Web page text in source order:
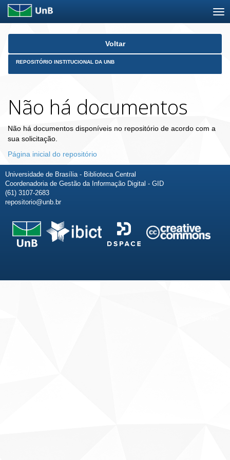
Skip
Voltar
REPOSITÓRIO INSTITUCIONAL DA UNB
Não há documentos
Não há documentos disponíveis no repositório de acordo com a
sua solicitação.
Página inicial do repositório
Universidade de Brasília - Biblioteca Central
Coordenadoria de Gestão da Informação Digital - GID
(61) 3107-2683
repositorio@unb.br